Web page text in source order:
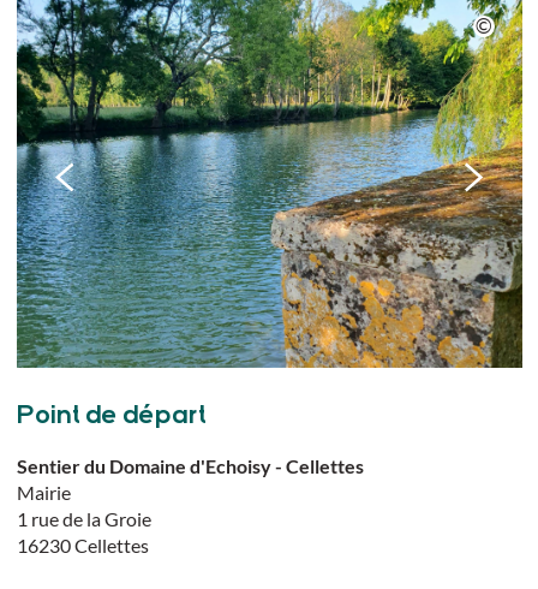
Point de départ
Sentier du Domaine d'Echoisy - Cellettes
Mairie
1 rue de la Groie
16230Cellettes